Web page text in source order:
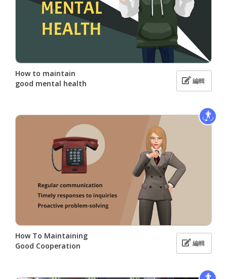
How to maintain
good mental health
編輯
How To Maintaining
Good Cooperation
編輯